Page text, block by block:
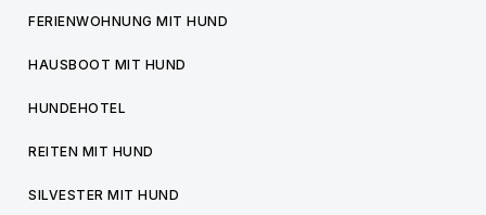
FERIENWOHNUNG MIT HUND
HAUSBOOT MIT HUND
HUNDEHOTEL
REITEN MIT HUND
SILVESTER MIT HUND